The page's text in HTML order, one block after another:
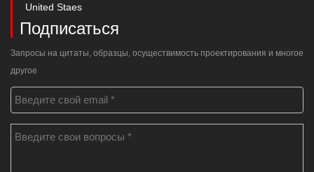
United Staes
Подписаться
Запросы на цитаты, образцы, осуществимость проектирования и многое
другое